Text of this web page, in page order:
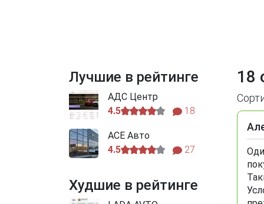
18
Лучшие в рейтинге
АДС Центр
4.5
18
АСЕ Авто
4.5
27
Худшие в рейтинге